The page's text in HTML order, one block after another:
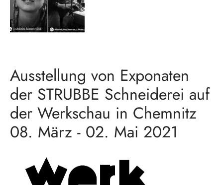
Ausstellung von Exponaten
der STRUBBE Schneiderei auf
der Werkschau in Chemnitz
08. März - 02. Mai 2021